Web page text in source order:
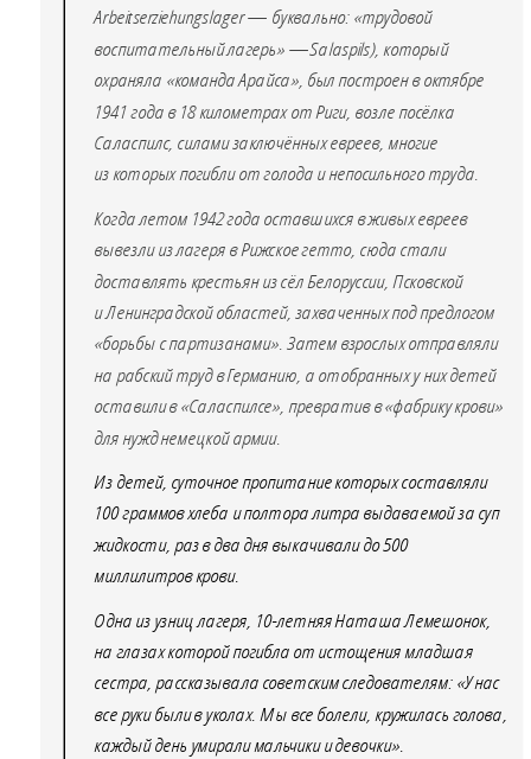
Arbeitserziehungslager — буквально: «трудовой
воспитательный лагерь» —Salaspils), который
охраняла «команда Арайса», был построен в октябре
1941 года в 18 километрах от Риги, возле посёлка
Саласпилс, силами заключённых евреев, многие
из которых погибли от голода и непосильного труда.
Когда летом 1942 года оставшихся в живых евреев
вывезли из лагеря в Рижское гетто, сюда стали
доставлять крестьян из сёл Белоруссии, Псковской
и Ленинградской областей, захваченных под предлогом
«борьбы с партизанами». Затем взрослых отправляли
на рабский труд в Германию, а отобранных у них детей
оставили в «Саласпилсе», превратив в «фабрику крови»
для нужд немецкой армии.
Из детей, суточное пропитание которых составляли
100 граммов хлеба и полтора литра выдаваемой за суп
жидкости, раз в два дня выкачивали до 500
миллилитров крови.
Одна из узниц лагеря, 10-летняя Наташа Лемешонок,
на глазах которой погибла от истощения младшая
сестра, рассказывала советским следователям: «У нас
все руки были в уколах. Мы все болели, кружилась голова,
каждый день умирали мальчики и девочки».